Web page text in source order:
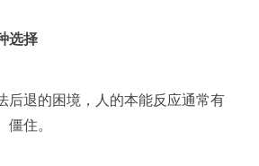
选择
后退的困境，人的本能反应通常有
住。